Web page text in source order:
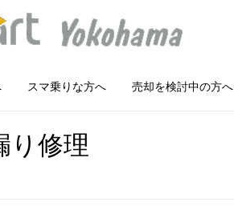
スマ乗りな方へ 売却を検討中の方へ
り修理